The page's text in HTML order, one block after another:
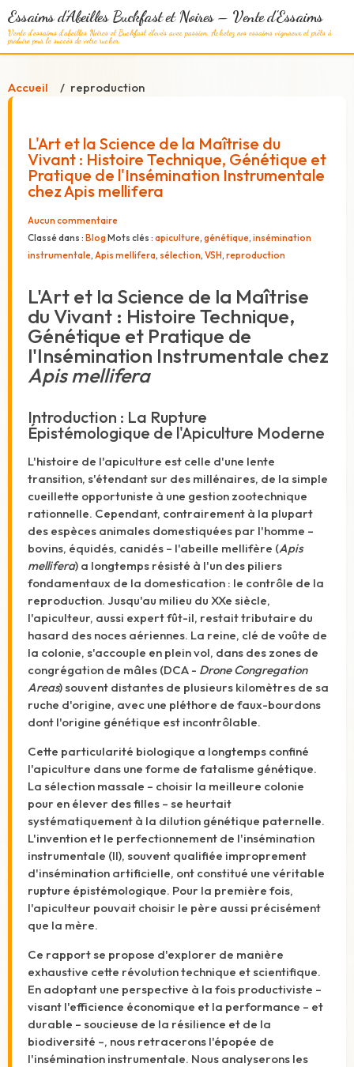
Essaims d'Abeilles Buckfast et Noires – Vente d'Essaims
Vente d'essaims d'abeilles Noires et Buckfast élevés avec passion. Achetez nos essaims vigoureux et prêts à
produire pour le succès de votre rucher.
Accueil reproduction
L'Art et la Science de la Maîtrise du
Vivant : Histoire Technique, Génétique et
Pratique de l'Insémination Instrumentale
chez Apis mellifera
Aucun commentaire
Classé dans : Blog Mots clés : apiculture, génétique, insémination
instrumentale, Apis mellifera, sélection, VSH, reproduction
L'Art et la Science de la Maîtrise
du Vivant : Histoire Technique,
Génétique et Pratique de
l'Insémination Instrumentale chez
Apis mellifera
Introduction : La Rupture
Épistémologique de l'Apiculture Moderne
L'histoire de l'apiculture est celle d'une lente
transition, s'étendant sur des millénaires, de la simple
cueillette opportuniste à une gestion zootechnique
rationnelle. Cependant, contrairement à la plupart
des espèces animales domestiquées par l'homme –
bovins, équidés, canidés – l'abeille mellifère (Apis
mellifera) a longtemps résisté à l'un des piliers
fondamentaux de la domestication : le contrôle de la
reproduction. Jusqu'au milieu du XXe siècle,
l'apiculteur, aussi expert fût-il, restait tributaire du
hasard des noces aériennes. La reine, clé de voûte de
la colonie, s'accouple en plein vol, dans des zones de
congrégation de mâles (DCA - Drone Congregation
Areas) souvent distantes de plusieurs kilomètres de sa
ruche d'origine, avec une pléthore de faux-bourdons
dont l'origine génétique est incontrôlable.
Cette particularité biologique a longtemps confiné
l'apiculture dans une forme de fatalisme génétique.
La sélection massale – choisir la meilleure colonie
pour en élever des filles – se heurtait
systématiquement à la dilution génétique paternelle.
L'invention et le perfectionnement de l'insémination
instrumentale (II), souvent qualifiée improprement
d'insémination artificielle, ont constitué une véritable
rupture épistémologique. Pour la première fois,
l'apiculteur pouvait choisir le père aussi précisément
que la mère.
Ce rapport se propose d'explorer de manière
exhaustive cette révolution technique et scientifique.
En adoptant une perspective à la fois productiviste –
visant l'efficience économique et la performance – et
durable – soucieuse de la résilience et de la
biodiversité –, nous retracerons l'épopée de
l'insémination instrumentale. Nous analyserons les